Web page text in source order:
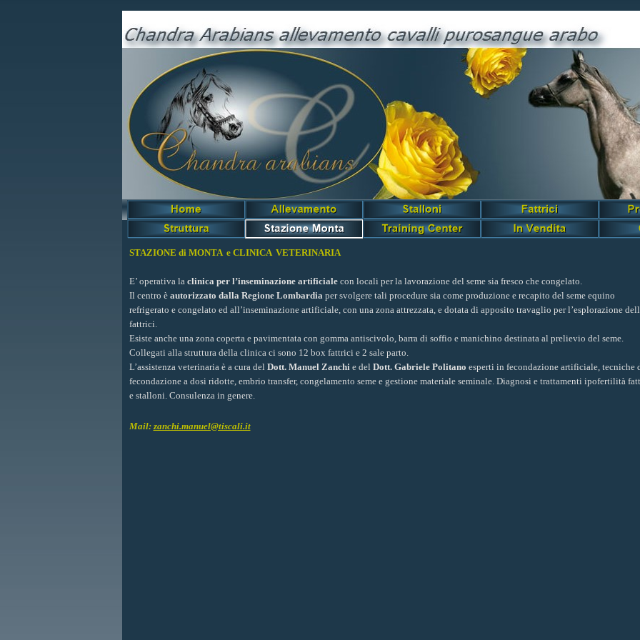
Stazione Monta
STAZIONE di MONTA e CLINICA VETERINARIA
E’ operativa la clinica per l’inseminazione artificialecon locali per la lavorazione del seme sia fresco che congelato.
Il centro è autorizzato dalla Regione Lombardiaper svolgere tali procedure sia come produzione e recapito del seme equino
refrigerato e congelato ed all’inseminazione artificiale, con una zona attrezzata, e dotata di apposito travaglio per l’esplorazione
fattrici.
Esiste anche una zona coperta e pavimentata con gomma antiscivolo, barra di soffio e manichino destinata al prelievio del seme.
Collegati alla struttura della clinica ci sono 12 box fattrici e 2 sale parto.
L’assistenza veterinaria è a cura del Dott. Manuel Zanchie del Dott. Gabriele Politano esperti in fecondazione artificiale, tecniche
fecondazione a dosi ridotte, embrio transfer, congelamento seme e gestione materiale seminale. Diagnosi e trattamenti ipofertilità
e stalloni. Consulenza in genere.
Mail:zanchi.manuel@tiscali.it